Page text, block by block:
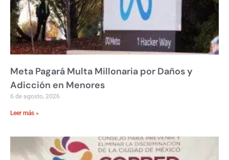
Meta Pagará Multa Millonaria por Daños y
Adicción en Menores
6 de agosto, 2026
Leer más »